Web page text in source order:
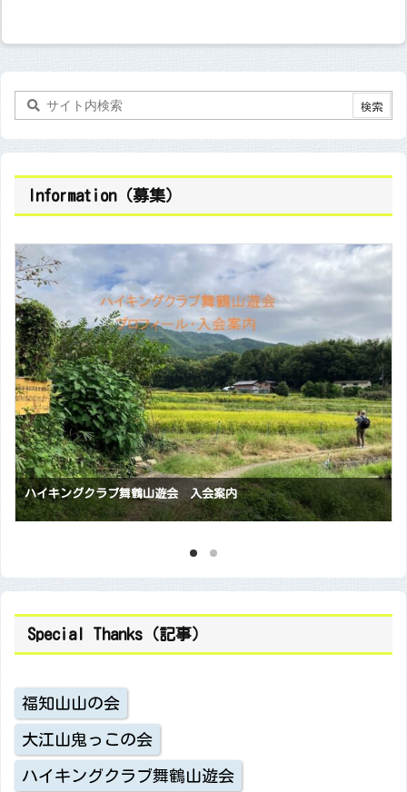
Information（募集）
ハイキングクラブ舞鶴山遊会 入会案内
Special Thanks（記事）
福知山山の会
大江山鬼っこの会
ハイキングクラブ舞鶴山遊会